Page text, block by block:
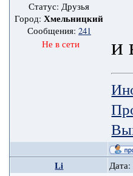
Статус: Друзья
Город:Хмельницкий
Сообщения: 241
Не в сети
и
Li